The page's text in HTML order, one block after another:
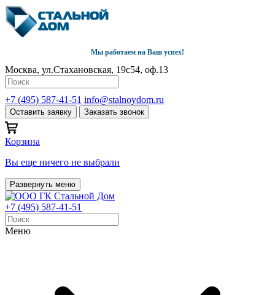
Мы работаем на Ваш успех!
Москва, ул.Стахановская, 19с54, оф.13
+7 (495) 587-41-51 info@stalnoydom.ru
Оставить заявку Заказать звонок
Корзина
Вы еще ничего не выбрали
Развернуть меню
+7 (495) 587-41-51
Меню